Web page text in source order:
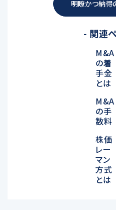
明瞭かつ納得
- 関連
M&A
の着
手金
とは
M&A
の手
数料
株価
レー
マン
方式
とは